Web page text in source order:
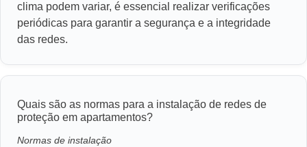
clima podem variar, é essencial realizar verificações
periódicas para garantir a segurança e a integridade
das redes.
Quais são as normas para a instalação de redes de
proteção em apartamentos?
Normas de instalação